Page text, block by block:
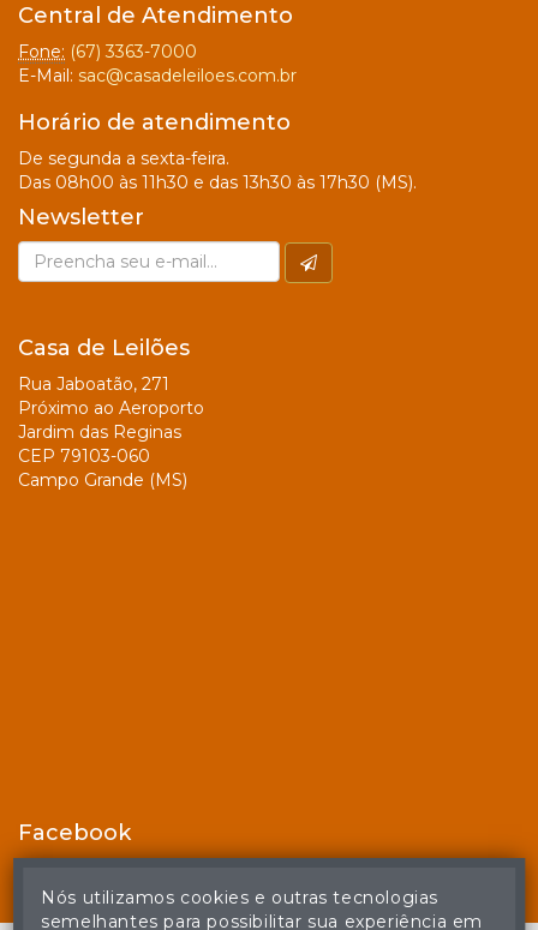
Central de Atendimento
Fone: (67) 3363-7000
E-Mail: sac@casadeleiloes.com.br
Horário de atendimento
De segunda a sexta-feira.
Das 08h00 às 11h30 e das 13h30 às 17h30 (MS).
Newsletter
Casa de Leilões
Rua Jaboatão, 271
Próximo ao Aeroporto
Jardim das Reginas
CEP 79103-060
Campo Grande (MS)
Facebook
Nós utilizamos cookies e outras tecnologias
semelhantes para possibilitar sua experiência em